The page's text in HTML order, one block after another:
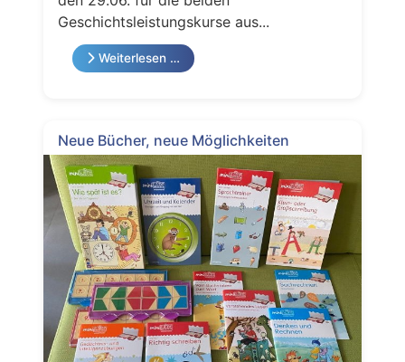
Geschichtsleistungskurse aus...
Weiterlesen …
Neue Bücher, neue Möglichkeiten